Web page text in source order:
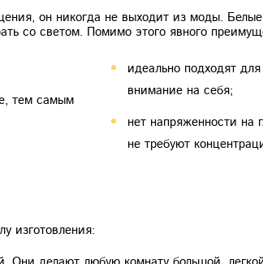
он никогда не выходит из моды.
со светом. Помимо этого явного
тем самым
идеально подходят
внимание на себя;
нет напряженности на
не требуют
изготовления: